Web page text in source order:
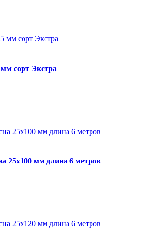
сорт Экстра
25х100 мм длина 6 метров